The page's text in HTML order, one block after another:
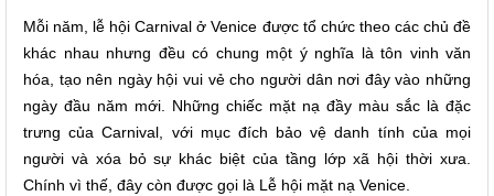
Mỗi năm, lễ hội Carnival ở Venice được tổ chức theo các chủ đề
khác nhau nhưng đều có chung một ý nghĩa là tôn vinh văn
hóa, tạo nên ngày hội vui vẻ cho người dân nơi đây vào những
ngày đầu năm mới. Những chiếc mặt nạ đầy màu sắc là đặc
trưng của Carnival, với mục đích bảo vệ danh tính của mọi
người và xóa bỏ sự khác biệt của tầng lớp xã hội thời xưa.
Chính vì thế, đây còn được gọi là Lễ hội mặt nạ Venice.